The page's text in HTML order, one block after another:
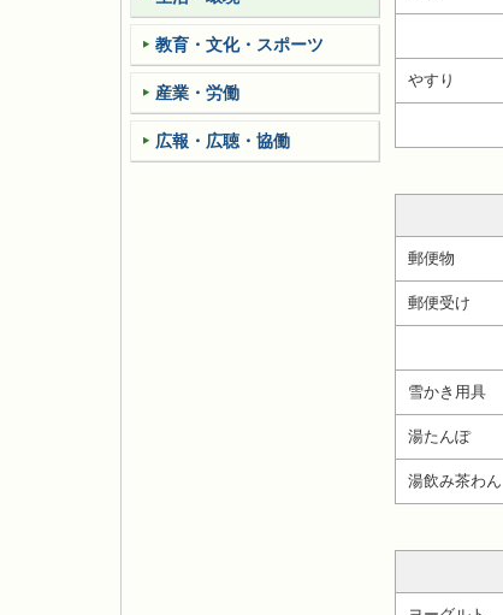
やすり
郵便物
郵便受け
雪かき用具
湯たんぽ
湯飲み茶わん
教育・文化・スポーツ
産業・労働
広報・広聴・協働